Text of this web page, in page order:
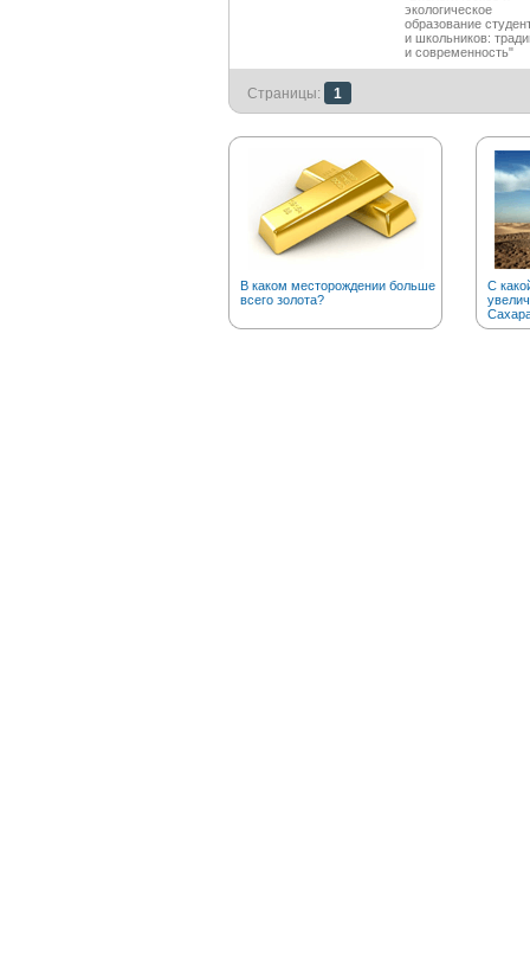
экологическое
образование
и школьников:
и современность"
Страницы: 1
В каком месторождении больше
всего золота?
С